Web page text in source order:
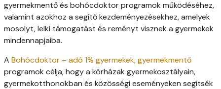
gyermekmentő és bohócdoktor programok működéséhez,
valamint azokhoz a segítő kezdeményezésekhez, amelyek
mosolyt, lelki támogatást és reményt visznek a gyermekek
mindennapjaiba.
A Bohócdoktor – adó 1% gyermekek, gyermekmentő
programok célja, hogy a kórházak gyermekosztályain,
gyermekotthonokban és közösségi eseményeken segítsék